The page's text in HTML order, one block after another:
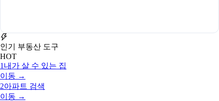
인기 부동산 도구
HOT
1 내가 살 수 있는 집
이동 →
2아파트 검색
이동 →